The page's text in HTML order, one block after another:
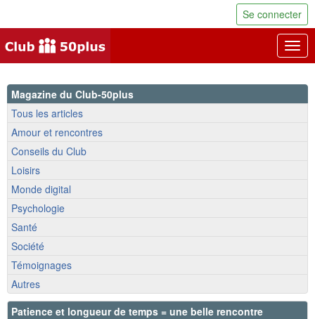
Se connecter
Magazine du Club-50plus
Tous les articles
Amour et rencontres
Conseils du Club
Loisirs
Monde digital
Psychologie
Santé
Société
Témoignages
Autres
Patience et longueur de temps = une belle rencontre